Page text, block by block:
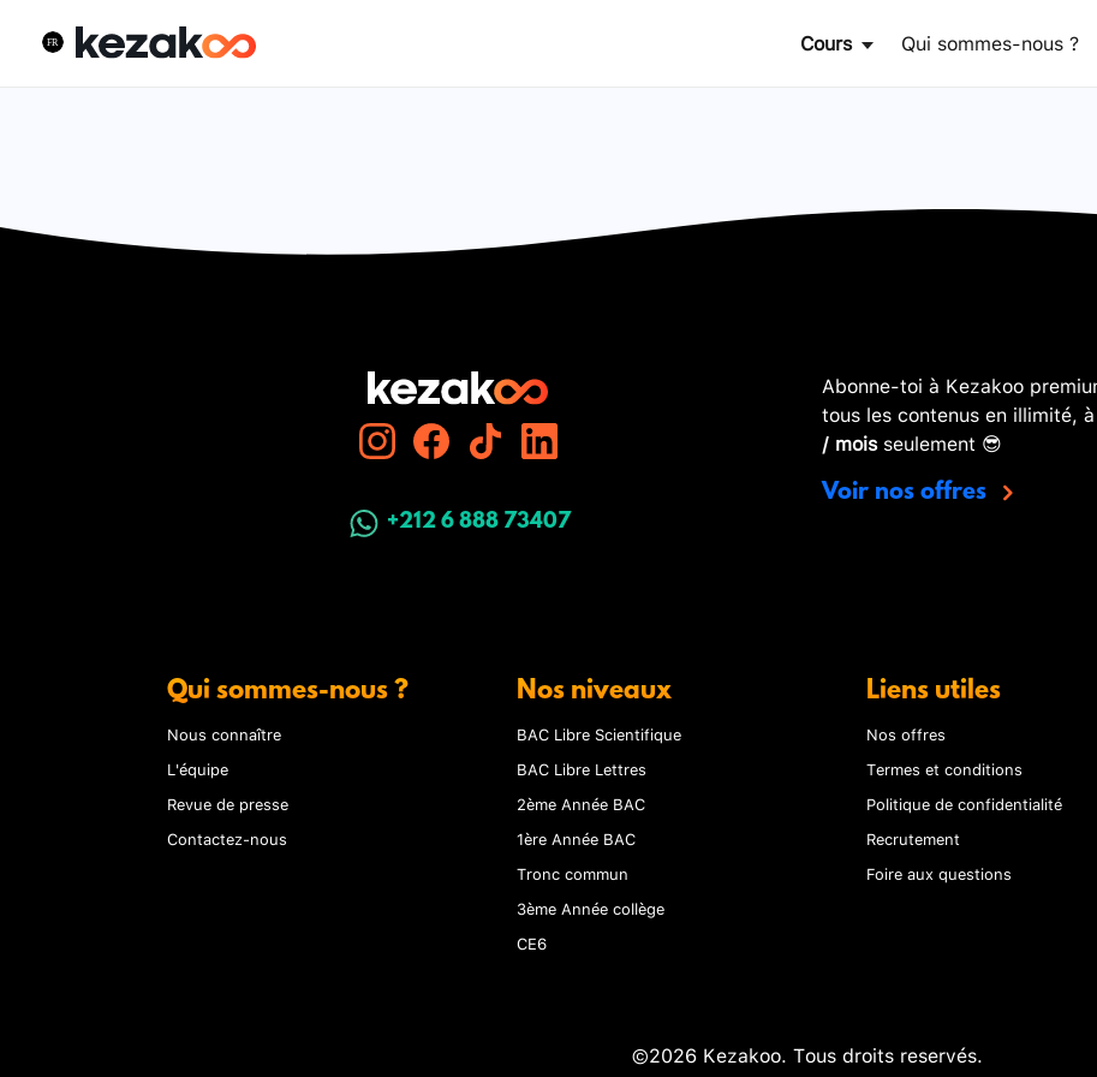
Cours Qui sommes-nous ?
+212 6 888 73407
Abonne-toi à Kezakoo
tous les contenus en illimité,
/ moisseulement 😎
Voir nos offres
Qui sommes-nous ?
Nous connaître
L'équipe
Revue de presse
Contactez-nous
Nos niveaux
BAC Libre Scientifique
BAC Libre Lettres
2ème Année BAC
1ère Année BAC
Tronc commun
3ème Année collège
CE6
Liens utiles
Nos offres
Termes et conditions
Politique de confidentialité
Recrutement
Foire aux questions
©2026 Kezakoo. Tous droits reservés.